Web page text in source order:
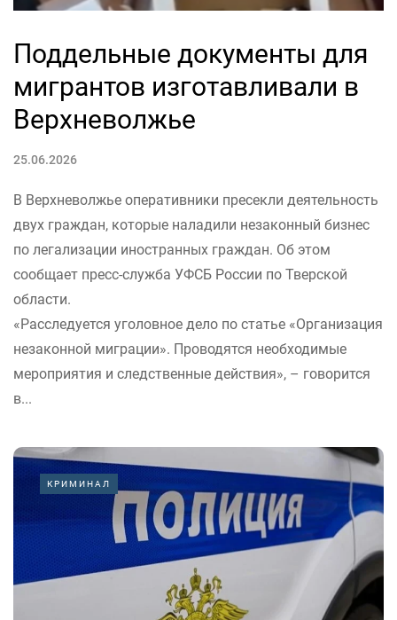
Поддельные документы для
мигрантов изготавливали в
Верхневолжье
25.06.2026
В Верхневолжье оперативники пресекли деятельность
двух граждан, которые наладили незаконный бизнес
по легализации иностранных граждан. Об этом
сообщает пресс-служба УФСБ России по Тверской
области.
«Расследуется уголовное дело по статье «Организация
незаконной миграции». Проводятся необходимые
мероприятия и следственные действия», – говорится
в...
КРИМИНАЛ